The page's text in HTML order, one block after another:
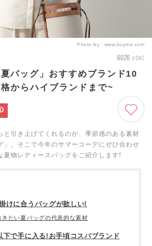
Photo by： www.buyma.com
6026 VIEWS
バッグ」おすすめブランド10
からハイブランドまで~
と引き上げてくれるのが、季節感のある素材
」。そこで今年のサマーコーデにぜひ合わせ
夏物レディースバッグをご紹介します!
けに合うバッグが欲しい!
きたい夏バッグの代表的な素材
下で手に入る!お手頃コスパブランド